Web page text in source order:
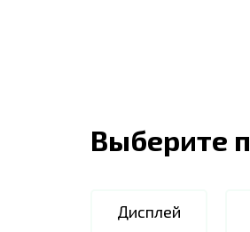
Выберите
Дисплей